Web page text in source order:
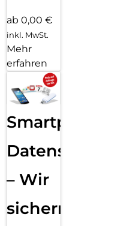
ab 0,00 €
inkl. MwSt.
Mehr
erfahren
Smartphone
Datensicherung
– Wir
sichern